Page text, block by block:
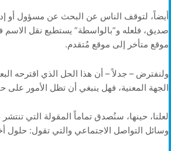
أيضاً، لتوقف الناس عن البحث عن مسؤول أو
صديق، فلعله و”بالواسطة” يستطيع نقل الاسم
موقع متأخر إلى موقع مُتقدم.
ولنفترض – جدلاً – أن هذا الحل الذي اقترحه
الجهة المعنية، فهل ينبغي أن تظل الأمور على
لعلنا، حينها، سنُصدق تماماً المقولة التي
وسائل التواصل الاجتماعي والتي تقول: حلول